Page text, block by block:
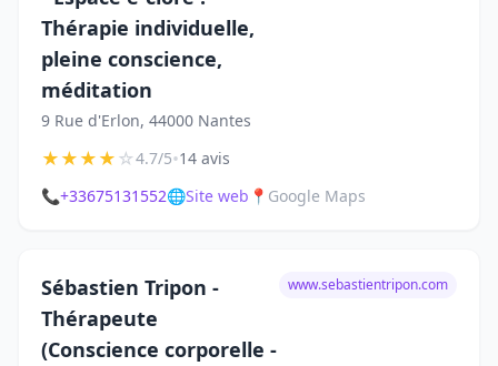
Thérapie individuelle,
pleine conscience,
méditation
9 Rue d'Erlon, 44000 Nantes
★★★★☆4.7/5•14 avis
📞+33675131552🌐Site web 📍 Google Maps
Sébastien Tripon -
Thérapeute
(Conscience corporelle -
www.sebastientripon.com